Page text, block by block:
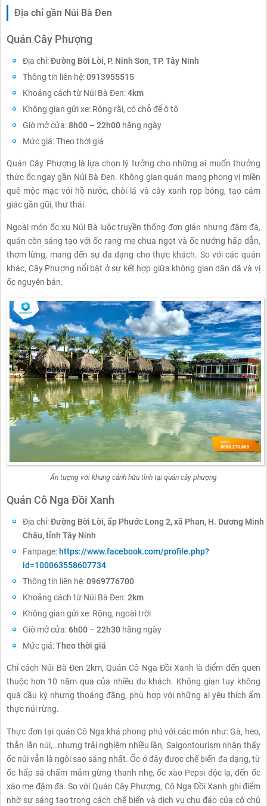
Địa chỉ gần Núi Bà Đen
Quán Cây Phượng
Địa chỉ:Đường Bời Lời, P. Ninh Sơn, TP. Tây Ninh
Thông tin liên hệ:0913955515
Khoảng cách từ Núi Bà Đen:4km
Không gian gửi xe: Rộng rãi, có chỗ để ô tô
Giờ mở cửa:8h00 –22h00 hằng ngày
Mức giá: Theo thời giá
Quán Cây Phượng là lựa chọn lý tưởng cho những ai muốn thưởng
thức ốc ngay gần Núi Bà Đen. Không gian quán mang phong vị miền
quê mộc mạc với hồ nước, chòi lá và cây xanh rợp bóng, tạo cảm
giác gần gũi, thư thái.
Ngoài món ốc xu Núi Bà luộc truyền thống đơn giản nhưng đậm đà,
quán còn sáng tạo với ốc rang me chua ngọt và ốc nướng hấp dẫn,
thơm lừng, mang đến sự đa dạng cho thực khách. So với các quán
khác, Cây Phượng nổi bật ở sự kết hợp giữa không gian dân dã và vị
ốc nguyên bản.
Ấn tượng với khung cảnh hữu tình tại quán cây phượng
Quán Cô Nga Đồi Xanh
Địa chỉ:Đường Bời Lời, ấp Phước Long 2, xã Phan, H. Dương Minh
Châu, tỉnh Tây Ninh
Fanpage: https://www.facebook.com/profile.php?
id=100063558607734
Thông tin liên hệ:0969776700
Khoảng cách từ Núi Bà Đen:2km
Không gian gửi xe: Rộng, ngoài trời
Giờ mở cửa:6h00 –22h30 hằng ngày
Mức giá:Theo thời giá
Chỉ cách Núi Bà Đen 2km, Quán Cô Nga Đồi Xanh là điểm đến quen
thuộc hơn 10 năm qua của nhiều du khách. Không gian tuy không
quá cầu kỳ nhưng thoáng đãng, phù hợp với những ai yêu thích ẩm
thực núi rừng.
Thực đơn tại quán Cô Nga khá phong phú với các món như: Gà, heo,
thằn lằn núi,…nhưng trải nghiệm nhiều lần, Saigontourism nhận thấy
ốc núi vẫn là ngôi sao sáng nhất. Ốc ở đây được chế biến đa dạng, từ
ốc hấp sả chấm mắm gừng thanh nhẹ, ốc xào Pepsi độc lạ, đến ốc
xào me đậm đà. So với Quán Cây Phượng, Cô Nga Đồi Xanh ghi điểm
nhờ sự sáng tạo trong cách chế biến và dịch vụ chu đáo của cô chủ